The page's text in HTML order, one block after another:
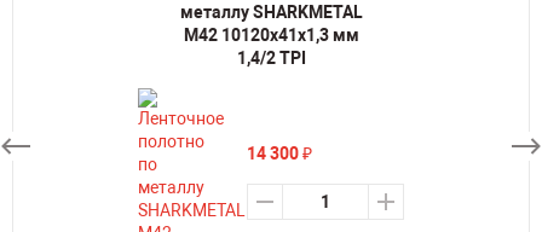
металлу SHARKMETAL
M42 10120х41х1,3 мм
1,4/2 TPI
14 300₽